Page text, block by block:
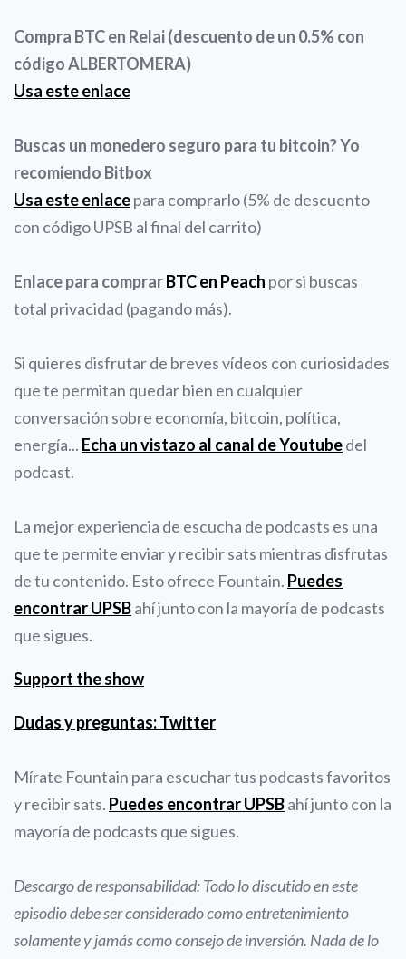
Compra BTC en Relai (descuento de un 0.5% con
código ALBERTOMERA)
Usa este enlace
Buscas un monedero seguro para tu bitcoin? Yo
recomiendo Bitbox
Usa este enlacepara comprarlo (5% de descuento
con código UPSB al final del carrito)
Enlace para comprarBTC en Peach por si buscas
total privacidad (pagando más).
Si quieres disfrutar de breves vídeos con curiosidades
que te permitan quedar bien en cualquier
conversación sobre economía, bitcoin, política,
energía... Echa un vistazo al canal de Youtubedel
podcast.
La mejor experiencia de escucha de podcasts es una
que te permite enviar y recibir sats mientras disfrutas
de tu contenido. Esto ofrece Fountain. Puedes
encontrar UPSBahí junto con la mayoría de podcasts
que sigues.
Support the show
Dudas y preguntas: Twitter
Mírate Fountain para escuchar tus podcasts favoritos
y recibir sats. Puedes encontrar UPSBahí junto con la
mayoría de podcasts que sigues.
Descargo de responsabilidad: Todo lo discutido en este
episodio debe ser considerado como entretenimiento
solamente y jamás como consejo de inversión. Nada de lo